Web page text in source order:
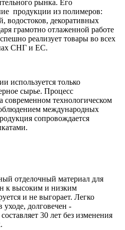
рынка. Его
продукции из полимеров:
водостоков, декоративных
грамотно отлаженной работе
реализует товары во всех
СНГ и ЕС.
используется только
сырье. Процесс
современном технологическом
международных
сопровождается
отделочный материал для
к высоким и низким
и не выгорает. Легко
уходе, долговечен -
30 лет без изменения